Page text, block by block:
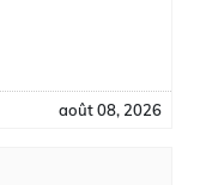
août 08, 2026